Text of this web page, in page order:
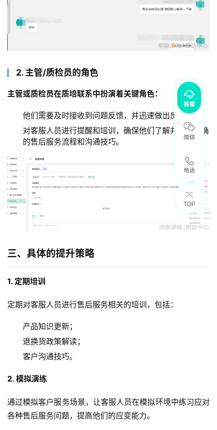
2. 主管/质检员的角色
主管或质检员在质培联系中扮演着关键角色：
他们需要及时接收到问题反馈，并迅速做出反应。
对客服人员进行提醒和培训，确保他们了解并掌握正确
的售后服务流程和沟通技巧。
三、具体的提升策略
1. 定期培训
定期对客服人员进行售后服务相关的培训，包括：
产品知识更新；
退换货政策解读；
客户沟通技巧。
2. 模拟演练
通过模拟客户服务场景，让客服人员在模拟环境中练习应对
各种售后服务问题，提高他们的应变能力。